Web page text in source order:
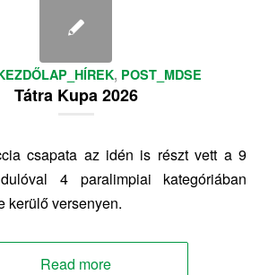
, POST_MDSE
Tátra Kupa 2026
csapata az idén is részt vett a 9
4 paralimpiai kategóriában
kerülő versenyen.
Read more